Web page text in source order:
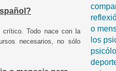
crítico. Todo nace con la
necesarios, no sólo
o
los